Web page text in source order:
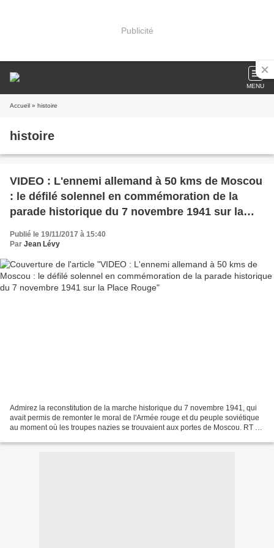
Publicité
MENU
Accueil » histoire
histoire
VIDEO : L'ennemi allemand à 50 kms de Moscou
: le défilé solennel en commémoration de la
parade historique du 7 novembre 1941 sur la
Place Rouge
Publié le 19/11/2017 à 15:40
Par Jean Lévy
Admirez la reconstitution de la marche historique du 7 novembre 1941, qui
avait permis de remonter le moral de l'Armée rouge et du peuple soviétique
au moment où les troupes nazies se trouvaient aux portes de Moscou. RT en